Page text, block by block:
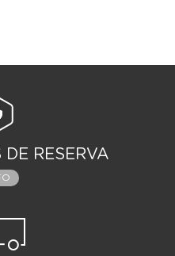
DE RESERVA